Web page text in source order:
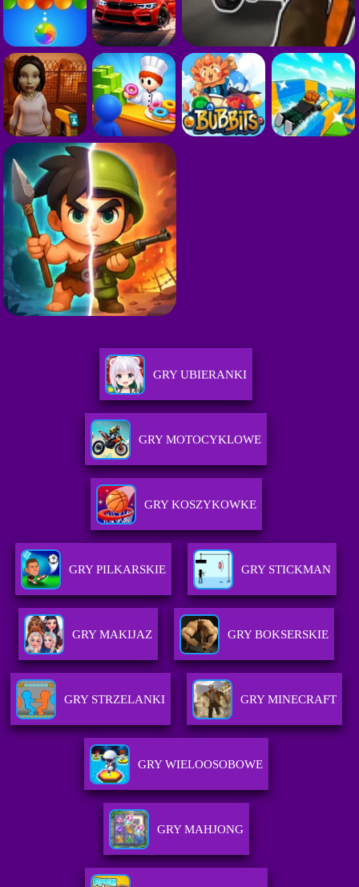
GRY UBIERANKI
GRY MOTOCYKLOWE
GRY KOSZYKOWKE
GRY PILKARSKIE GRY STICKMAN
GRY MAKIJAZ GRY BOKSERSKIE
GRY STRZELANKI GRY MINECRAFT
GRY WIELOOSOBOWE
GRY MAHJONG